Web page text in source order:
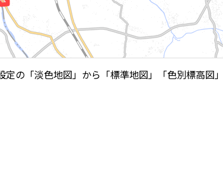
の「淡色地図」から「標準地図」「色別標高図